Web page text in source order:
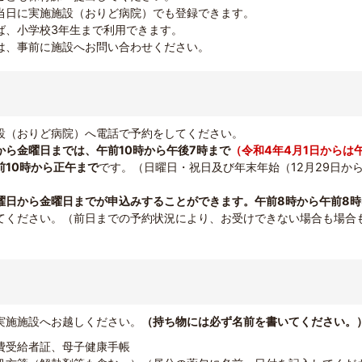
に実施施設（おりど病院）でも登録できます。
小学校3年生まで利用できます。
事前に施設へお問い合わせください。
おりど病院）へ電話で予約をしてください。
ら金曜日までは、午前10時から午後7時まで（令和4年4月1日からは
10時から正午までです。（日曜日・祝日及び年末年始（12月29日か
日から金曜日までが申込みすることができます。午前8時から午前8
ください。（前日までの予約状況により、お受けできない場合も場合
施設へお越しください。
（持ち物には必ず名前を書いてください。
受給者証、母子健康手帳